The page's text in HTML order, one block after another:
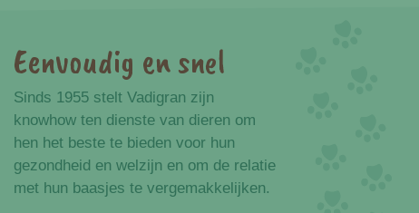
Voordelen
Eenvoudig en snel
Sinds 1955 stelt Vadigran zijn
knowhow ten dienste van dieren om
hen het beste te bieden voor hun
gezondheid en welzijn en om de relatie
met hun baasjes te vergemakkelijken.